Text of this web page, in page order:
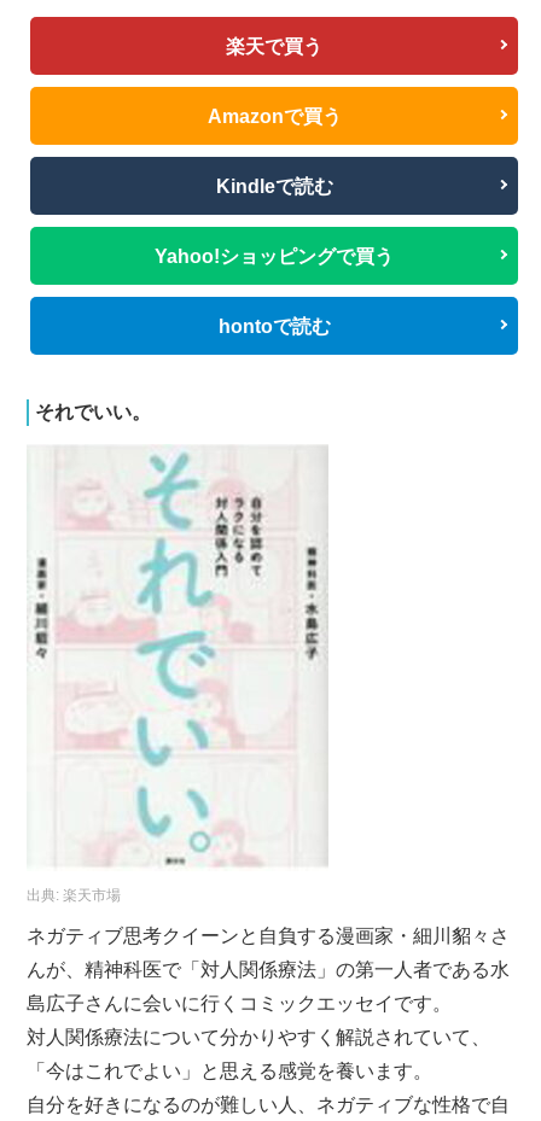
楽天で買う
Amazonで買う
Kindleで読む
Yahoo!ショッピングで買う
hontoで読む
それでいい。
出典:楽天市場
ネガティブ思考クイーンと自負する漫画家・細川貂々さ
んが、精神科医で「対人関係療法」の第一人者である水
島広子さんに会いに行くコミックエッセイです。
対人関係療法について分かりやすく解説されていて、
「今はこれでよい」と思える感覚を養います。
自分を好きになるのが難しい人、ネガティブな性格で自